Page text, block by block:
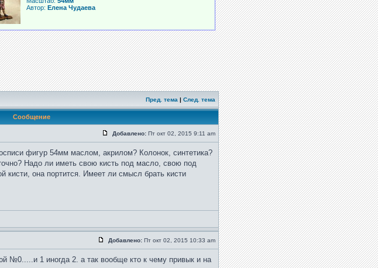
Автор: Елена Чудаева
Пред. тема | След. тема
Сообщение
Добавлено: Пт окт 02, 2015 9:11 am
фигур 54мм маслом, акрилом? Колонок, синтетика?
Надо ли иметь свою кисть под масло, свою под
кисти, она портится. Имеет ли смысл брать кисти
Добавлено: Пт окт 02, 2015 10:33 am
№0.....и 1 иногда 2. а так вообще кто к чему привык и на